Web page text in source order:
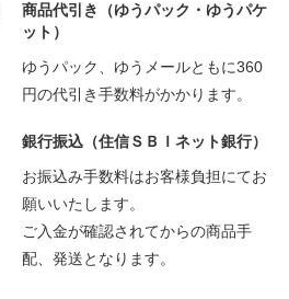
商品代引き（ゆうパック・ゆうパケ
ット）
ゆうパック、ゆうメールともに360
円の代引き手数料がかかります。
銀行振込（住信ＳＢＩネット銀行）
お振込み手数料はお客様負担にてお
願いいたします。
ご入金が確認されてからの商品手
配、発送となります。